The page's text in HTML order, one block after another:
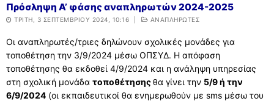
Πρόσληψη Α’ φάσης αναπληρωτών 2024-2025
ΤΡΊΤΗ, 3 ΣΕΠΤΕΜΒΡΊΟΥ 2024, 10:16 ΑΝΑΠΛΗΡΩΤΕΣ
Οι αναπληρωτές/τριες δηλώνουν σχολικές μονάδες για
τοποθέτηση την 3/9/2024 μέσω ΟΠΣΥΔ. Η απόφαση
τοποθέτησης θα εκδοθεί 4/9/2024 και η ανάληψη υπηρεσίας
στη σχολική μονάδα τοποθέτησηςθα γίνει την 5/9 ή την
6/9/2024 (οι εκπαιδευτικοί θα ενημερωθούν με sms μέσω του